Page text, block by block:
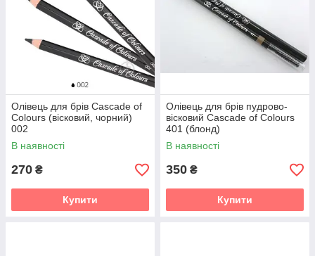
Олівець для брів Cascade of
Colours (вісковий, чорний)
002
В наявності
270 ₴
Купити
Олівець для брів пудрово-
вісковий Cascade of Colours
401 (блонд)
В наявності
350 ₴
Купити